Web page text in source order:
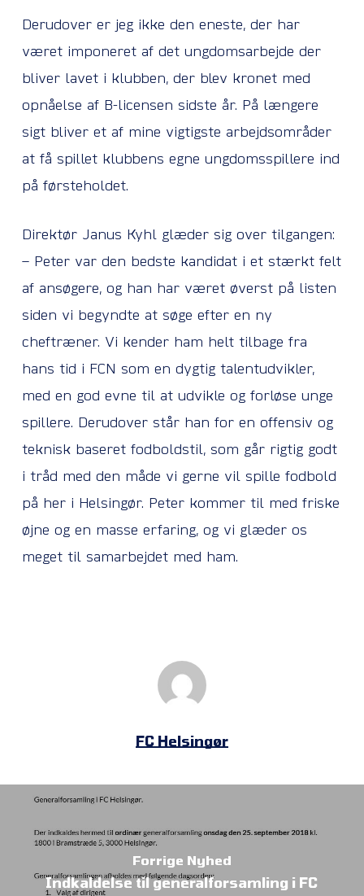
Derudover er jeg ikke den eneste, der har
været imponeret af det ungdomsarbejde der
bliver lavet i klubben, der blev kronet med
opnåelse af B-licensen sidste år. På længere
sigt bliver et af mine vigtigste arbejdsområder
at få spillet klubbens egne ungdomsspillere ind
på førsteholdet.
Direktør Janus Kyhl glæder sig over tilgangen:
– Peter var den bedste kandidat i et stærkt felt
af ansøgere, og han har været øverst på listen
siden vi begyndte at søge efter en ny
cheftræner. Vi kender ham helt tilbage fra
hans tid i FCN som en dygtig talentudvikler,
med en god evne til at udvikle og forløse unge
spillere. Derudover står han for en offensiv og
teknisk baseret fodboldstil, som går rigtig godt
i tråd med den måde vi gerne vil spille fodbold
på her i Helsingør. Peter kommer til med friske
øjne og en masse erfaring, og vi glæder os
meget til samarbejdet med ham.
FC Helsingør
Forrige Nyhed
Indkaldelse til generalforsamling i FC